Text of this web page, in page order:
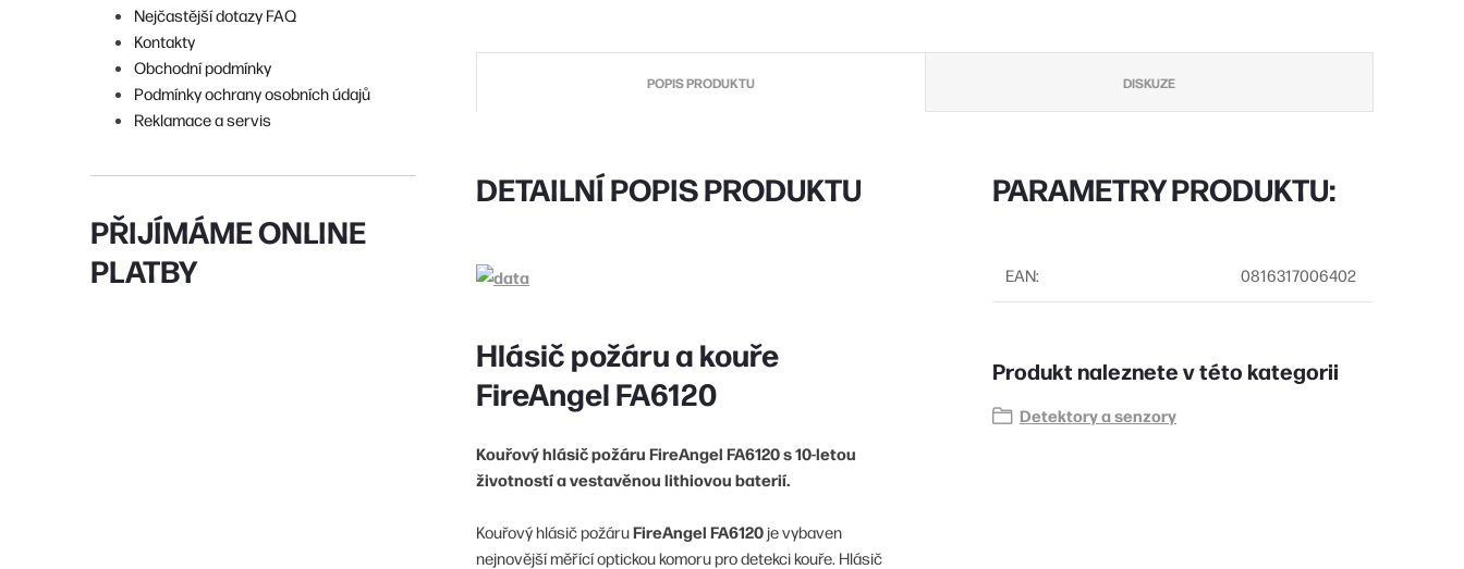
Nejčastější dotazy FAQ
Kontakty
Obchodní podmínky
Podmínky ochrany osobních údajů
Reklamace a servis
PŘIJÍMÁME ONLINE
PLATBY
POPIS PRODUKTU DISKUZE
DETAILNÍ POPIS PRODUKTU
Hlásič požáru a kouře
FireAngel FA6120
Kouřový hlásič požáru FireAngel FA6120 s 10-letou
životností a vestavěnou lithiovou baterií.
Kouřový hlásič požáruFireAngel FA6120 je vybaven
nejnovější měřící optickou komoru pro detekci kouře. Hlásič
PARAMETRY PRODUKTU:
EAN: 0816317006402
Produkt naleznete v této kategorii
Detektory a senzory